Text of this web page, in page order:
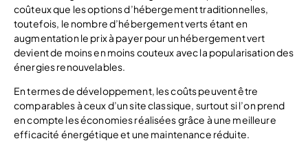
coûteux que les options d’hébergement traditionnelles,
toutefois, le nombre d’hébergement verts étant en
augmentation le prix à payer pour un hébergement vert
devient de moins en moins couteux avec la popularisation des
énergies renouvelables.
En termes de développement, les coûts peuvent être
comparables à ceux d’un site classique, surtout si l’on prend
en compte les économies réalisées grâce à une meilleure
efficacité énergétique et une maintenance réduite.